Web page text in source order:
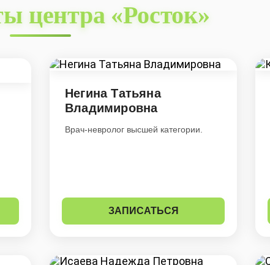
центра «Росток»
Негина Татьяна
Владимировна
Врач-невролог высшей категории.
ЗАПИСАТЬСЯ